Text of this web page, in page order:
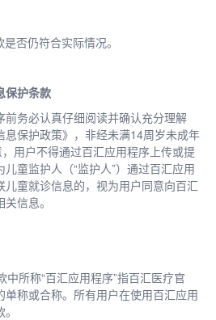
否仍符合实际情况。
保护条款
务必认真仔细阅读并确认充分理解
息保护政策》，非经未满14周岁未成年
用户不得通过百汇应用程序上传或提
童监护人（“监护人”）通过百汇应用
童就诊信息的，视为用户同意向百汇
信息。
所称“百汇应用程序”指百汇医疗官
称或合称。所有用户在使用百汇应用